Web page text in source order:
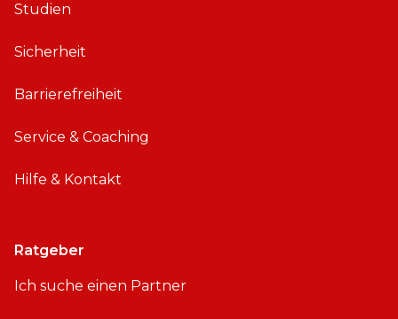
Studien
Sicherheit
Barrierefreiheit
Service & Coaching
Hilfe & Kontakt
Ratgeber
Ich suche einen Partner